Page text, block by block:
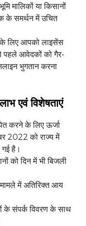
मालिकों या किसानों
के समर्थन में उचित
के लिए आपको लाइसेंस
पहले आवेदकों को गैर-
भुगतान करना
एवं विशेषताएं
करने के लिए ऊर्जा
2022 को राज्य में
है।
को दिन में भी बिजली
में अतिरिक्त आय
के संपर्क विवरण के साथ